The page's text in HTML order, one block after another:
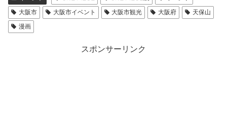
大阪市
大阪市イベント 大阪市観光 大阪府
天保山
漫画
スポンサーリンク